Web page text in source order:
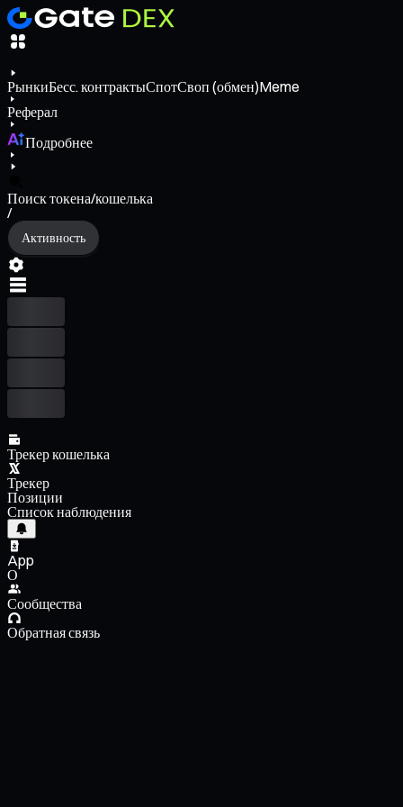
РынкиБесс. контрактыСпотСвоп (обмен)Meme
Реферал
Подробнее
Поиск токена/кошелька
/
Активность
Трекер кошелька
Трекер
Позиции
Список наблюдения
App
О
Сообщества
Обратная связь